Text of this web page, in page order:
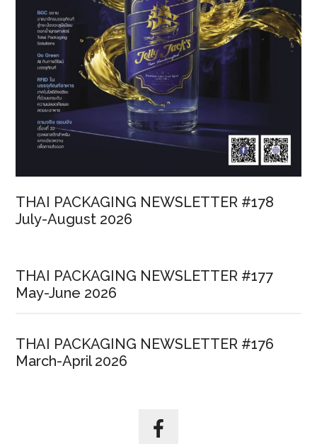
THAI PACKAGING NEWSLETTER #178
July-August 2026
THAI PACKAGING NEWSLETTER #177
May-June 2026
THAI PACKAGING NEWSLETTER #176
March-April 2026